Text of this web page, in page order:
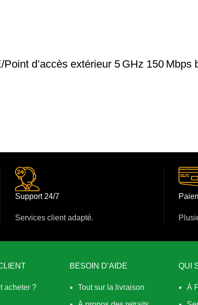
d’accès extérieur 5 GHz 150 Mbps
Support 24/7
Services client adapté.
acheter ?
BESOIN D’AIDE
Tout sur la livraison
QUI
À